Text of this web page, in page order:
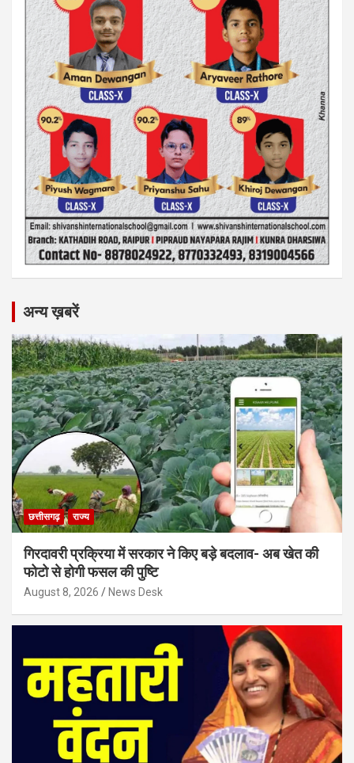
अन्य ख़बरें
छत्तीसगढ़ राज्य
गिरदावरी प्रक्रिया में सरकार ने किए बड़े बदलाव- अब खेत की
फोटो से होगी फसल की पुष्टि
August 8, 2026 News Desk